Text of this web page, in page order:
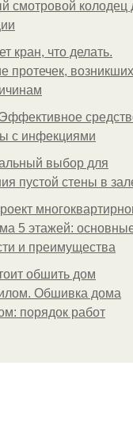
смотровой колодец
кран, что делать.
протечек,
Эффективное
с инфекциями
выбор для
пустой стены в
5 этажей:
и преимущества
обшить дом
Обшивка дома
порядок работ